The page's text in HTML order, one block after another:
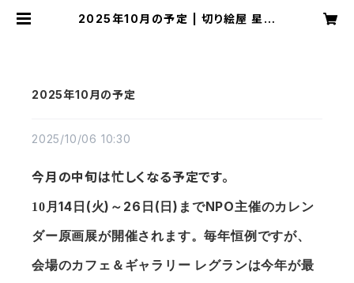
2025年10月の予定 | 切り絵屋 星先
2025年10月の予定
2025/10/06 10:30
今月の中旬は忙しくなる予定です。
10 月14 日 (火) ～ 26 日 ( 日) までNPO主催のカレン
ダー原画展が開催されます。毎年恒例ですが、
会場のカフェ＆ギャラリー レグランは今年が最